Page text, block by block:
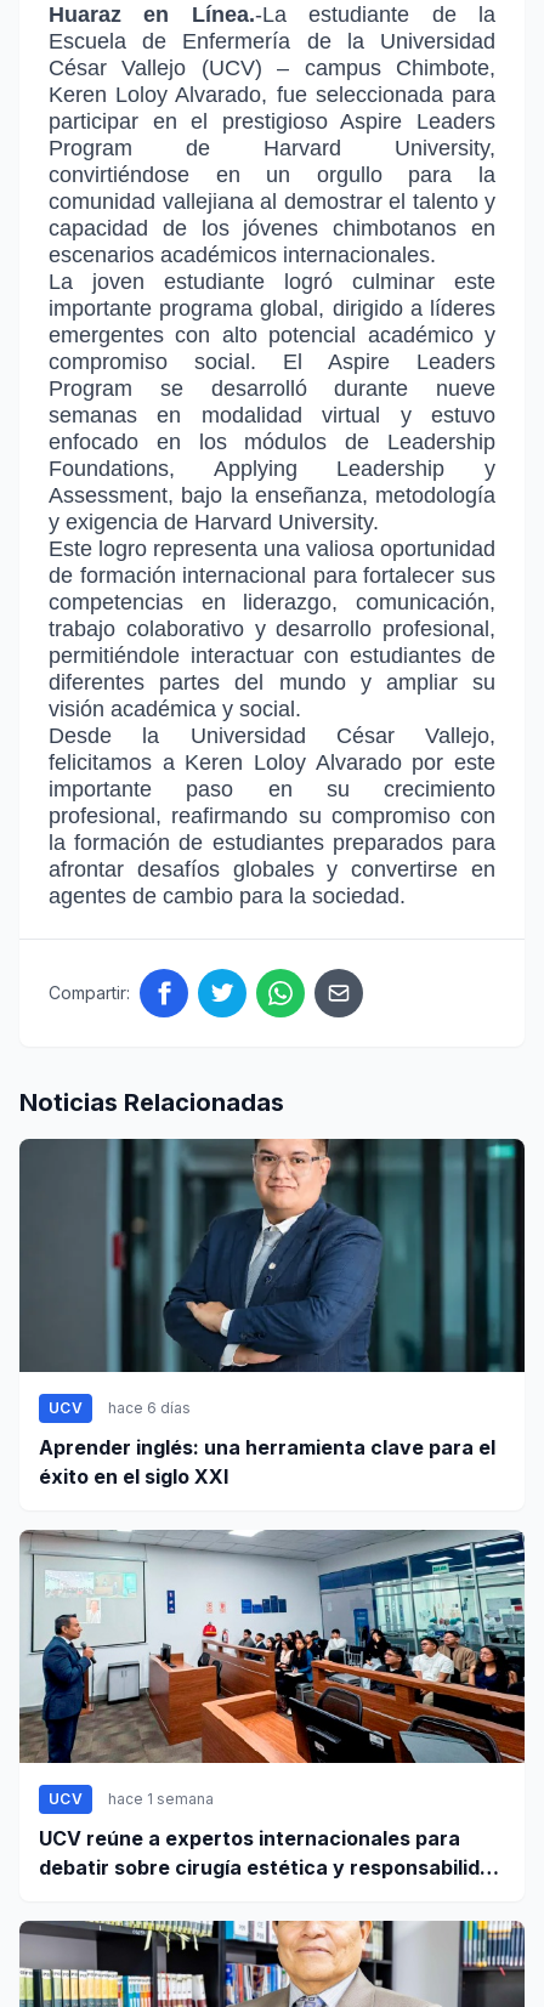
Huaraz en Línea.-La estudiante de la
Escuela de Enfermería de la Universidad
César Vallejo (UCV) – campus Chimbote,
Keren Loloy Alvarado, fue seleccionada para
participar en el prestigioso Aspire Leaders
Program de Harvard University,
convirtiéndose en un orgullo para la
comunidad vallejiana al demostrar el talento y
capacidad de los jóvenes chimbotanos en
escenarios académicos internacionales.
La joven estudiante logró culminar este
importante programa global, dirigido a líderes
emergentes con alto potencial académico y
compromiso social. El Aspire Leaders
Program se desarrolló durante nueve
semanas en modalidad virtual y estuvo
enfocado en los módulos de Leadership
Foundations, Applying Leadership y
Assessment, bajo la enseñanza, metodología
y exigencia de Harvard University.
Este logro representa una valiosa oportunidad
de formación internacional para fortalecer sus
competencias en liderazgo, comunicación,
trabajo colaborativo y desarrollo profesional,
permitiéndole interactuar con estudiantes de
diferentes partes del mundo y ampliar su
visión académica y social.
Desde la Universidad César Vallejo,
felicitamos a Keren Loloy Alvarado por este
importante paso en su crecimiento
profesional, reafirmando su compromiso con
la formación de estudiantes preparados para
afrontar desafíos globales y convertirse en
agentes de cambio para la sociedad.
Compartir:
Noticias Relacionadas
UCV hace 6 días
Aprender inglés: una herramienta clave para el
éxito en el siglo XXI
UCV hace 1 semana
UCV reúne a expertos internacionales para
debatir sobre cirugía estética y responsabilidad